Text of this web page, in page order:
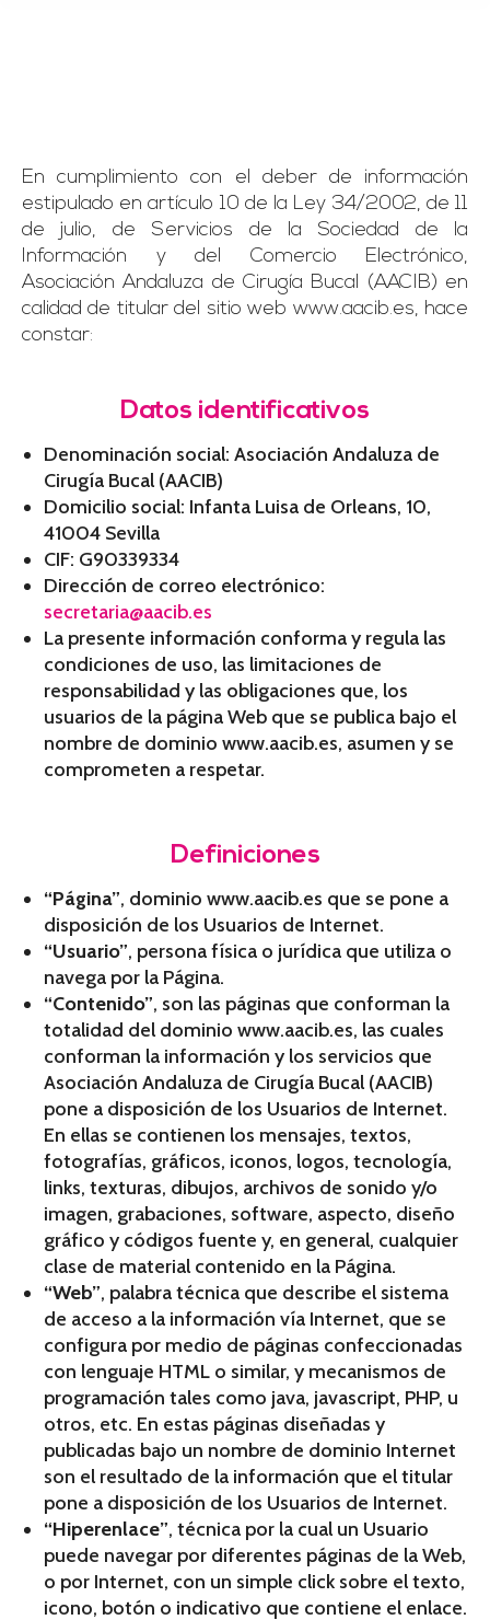
En cumplimiento con el deber de información
estipulado en artículo 10 de la Ley 34/2002, de 11
de julio, de Servicios de la Sociedad de la
Información y del Comercio Electrónico,
Asociación Andaluza de Cirugía Bucal (AACIB) en
calidad de titular del sitio web www.aacib.es, hace
constar:
Datos identificativos
Denominación social: Asociación Andaluza de
Cirugía Bucal (AACIB)
Domicilio social: Infanta Luisa de Orleans, 10,
41004 Sevilla
CIF: G90339334
Dirección de correo electrónico:
secretaria@aacib.es
La presente información conforma y regula las
condiciones de uso, las limitaciones de
responsabilidad y las obligaciones que, los
usuarios de la página Web que se publica bajo el
nombre de dominio www.aacib.es, asumen y se
comprometen a respetar.
Definiciones
“Página”, dominio www.aacib.es que se pone a
disposición de los Usuarios de Internet.
“Usuario”, persona física o jurídica que utiliza o
navega por la Página.
“Contenido”, son las páginas que conforman la
totalidad del dominio www.aacib.es, las cuales
conforman la información y los servicios que
Asociación Andaluza de Cirugía Bucal (AACIB)
pone a disposición de los Usuarios de Internet.
En ellas se contienen los mensajes, textos,
fotografías, gráficos, iconos, logos, tecnología,
links, texturas, dibujos, archivos de sonido y/o
imagen, grabaciones, software, aspecto, diseño
gráfico y códigos fuente y, en general, cualquier
clase de material contenido en la Página.
“Web”, palabra técnica que describe el sistema
de acceso a la información vía Internet, que se
configura por medio de páginas confeccionadas
con lenguaje HTML o similar, y mecanismos de
programación tales como java, javascript, PHP, u
otros, etc. En estas páginas diseñadas y
publicadas bajo un nombre de dominio Internet
son el resultado de la información que el titular
pone a disposición de los Usuarios de Internet.
“Hiperenlace”, técnica por la cual un Usuario
puede navegar por diferentes páginas de la Web,
o por Internet, con un simple click sobre el texto,
icono, botón o indicativo que contiene el enlace.